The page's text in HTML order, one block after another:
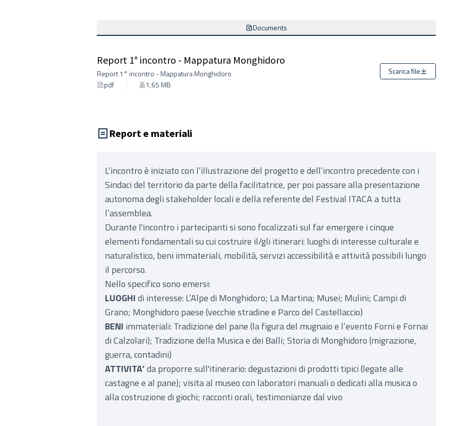
Documents
Report 1° incontro - Mappatura Monghidoro
Report 1° incontro - Mappatura Monghidoro
pdf
1,65 MB
Scarica file
Report e materiali
L’incontro è iniziato con l’illustrazione del progetto e dell’incontro precedente con i
Sindaci del territorio da parte della facilitatrice, per poi passare alla presentazione
autonoma degli stakeholder locali e della referente del Festival ITACA a tutta
l’assemblea.
Durante l'incontro i partecipanti si sono focalizzati sul far emergere i cinque
elementi fondamentali su cui costruire il/gli itinerari: luoghi di interesse culturale e
naturalistico, beni immateriali, mobilità, servizi accessibilità e attività possibili lungo
il percorso.
Nello specifico sono emersi:
LUOGHIdi interesse: L’Alpe di Monghidoro; La Martina; Musei; Mulini; Campi di
Grano; Monghidoro paese (vecchie stradine e Parco del Castellaccio)
BENI immateriali: Tradizione del pane (la figura del mugnaio e l’evento Forni e Fornai
di Calzolari); Tradizione della Musica e dei Balli; Storia di Monghidoro (migrazione,
guerra, contadini)
ATTIVITA’da proporre sull'itinerario: degustazioni di prodotti tipici (legate alle
castagne e al pane); visita al museo con laboratori manuali o dedicati alla musica o
alla costruzione di giochi; racconti orali, testimonianze dal vivo